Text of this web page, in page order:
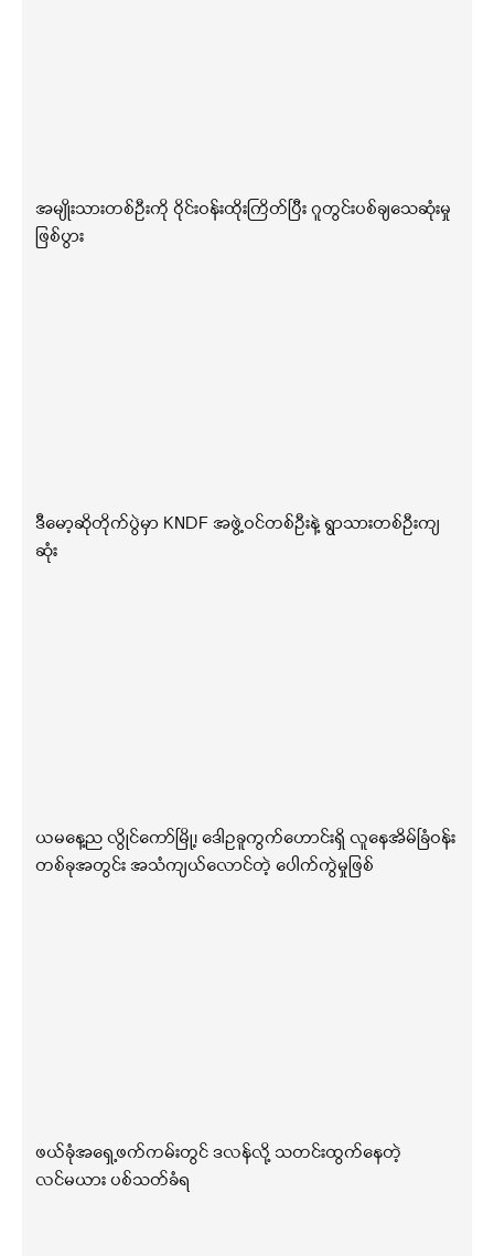
အမျိုးသားတစ်ဦးကို ဝိုင်းဝန်းထိုးကြိတ်ပြီး ဂူတွင်းပစ်ချသေဆုံးမှု
ဖြစ်ပွား
ဒီမော့ဆိုတိုက်ပွဲမှာ KNDF အဖွဲ့ဝင်တစ်ဦးနဲ့ ရွာသားတစ်ဦးကျ
ဆုံး
ယမနေ့ည လွိုင်ကော်မြို့၊ ဒေါဥခူကွက်ဟောင်းရှိ လူနေအိမ်ခြံဝန်း
တစ်ခုအတွင်း အသံကျယ်လောင်တဲ့ ပေါက်ကွဲမှုဖြစ်
ဖယ်ခုံအရှေ့ဖက်ကမ်းတွင် ဒလန်လို့ သတင်းထွက်နေတဲ့
လင်မယား ပစ်သတ်ခံရ